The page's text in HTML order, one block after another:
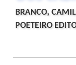
BRANCO,
POETEIRO